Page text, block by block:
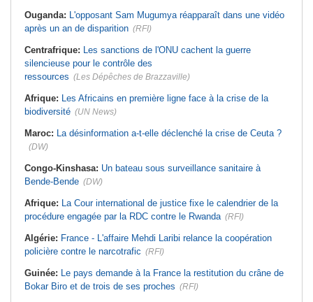
Ouganda: L'opposant Sam Mugumya réapparaît dans une vidéo
après un an de disparition (RFI)
Centrafrique: Les sanctions de l'ONU cachent la guerre
silencieuse pour le contrôle des
ressources (Les Dépêches de Brazzaville)
Afrique: Les Africains en première ligne face à la crise de la
biodiversité (UN News)
Maroc: La désinformation a-t-elle déclenché la crise de Ceuta ?
(DW)
Congo-Kinshasa: Un bateau sous surveillance sanitaire à
Bende-Bende (DW)
Afrique: La Cour international de justice fixe le calendrier de la
procédure engagée par la RDC contre le Rwanda (RFI)
Algérie: France - L'affaire Mehdi Laribi relance la coopération
policière contre le narcotrafic (RFI)
Guinée: Le pays demande à la France la restitution du crâne de
Bokar Biro et de trois de ses proches (RFI)